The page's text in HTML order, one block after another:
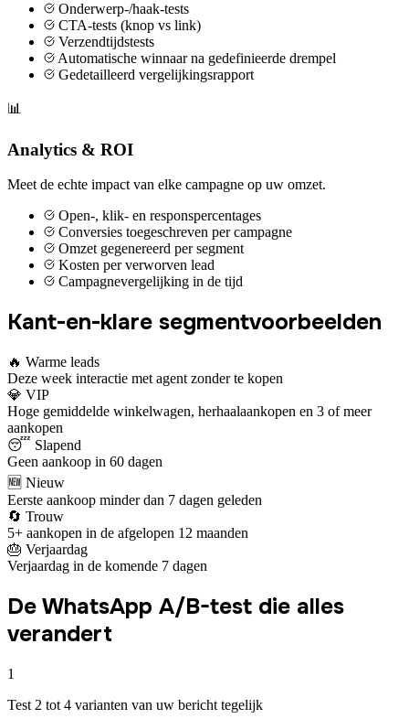
Onderwerp-/haak-tests
CTA-tests (knop vs link)
Verzendtijdstests
Automatische winnaar na gedefinieerde drempel
Gedetailleerd vergelijkingsrapport
📊
Analytics & ROI
Meet de echte impact van elke campagne op uw omzet.
Open-, klik- en responspercentages
Conversies toegeschreven per campagne
Omzet gegenereerd per segment
Kosten per verworven lead
Campagnevergelijking in de tijd
Kant-en-klare segmentvoorbeelden
🔥 Warme leads
Deze week interactie met agent zonder te kopen
💎 VIP
Hoge gemiddelde winkelwagen, herhaalaankopen en 3 of meer
aankopen
😴 Slapend
Geen aankoop in 60 dagen
🆕 Nieuw
Eerste aankoop minder dan 7 dagen geleden
🔄 Trouw
5+ aankopen in de afgelopen 12 maanden
🎂 Verjaardag
Verjaardag in de komende 7 dagen
De WhatsApp A/B-test die alles
verandert
1
Test 2 tot 4 varianten van uw bericht tegelijk